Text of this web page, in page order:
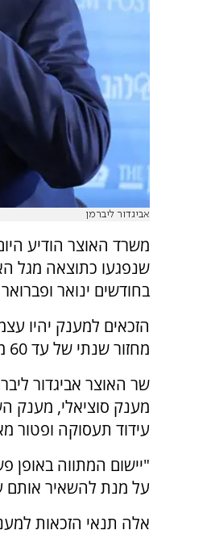
אביגדור ליברמן
משרד האוצר הודיע
שנפגעו כתוצאה מגל
בחודשים ינואר
הזכאים למענק יהיו
מחזור שנתי של עד 60 מיליון שקלים.
שר האוצר אביגדור
מענק סוציאלי, מענק
עידוד תעסוקה ופטור
"יישום המתווה באופן
על מנת להשאיר אותם
אלה תנאי הזכאות